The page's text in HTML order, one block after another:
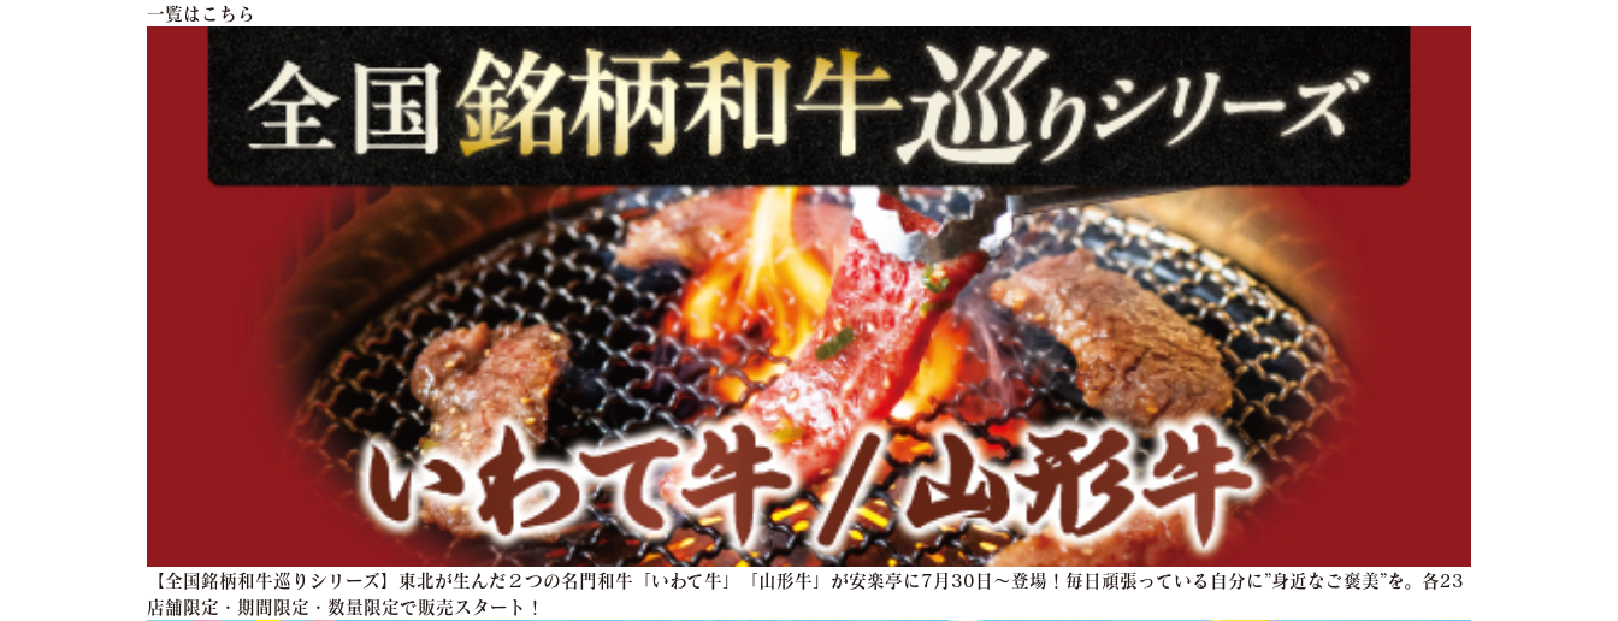
一覧はこちら
【全国銘柄和牛巡りシリーズ】東北が生んだ２つの名門和牛「いわて牛」「山形牛」が安楽亭に7月30日～登場！毎日頑張っている自分に”身近なご褒美”を。各23
店舗限定・期間限定・数量限定で販売スタート！